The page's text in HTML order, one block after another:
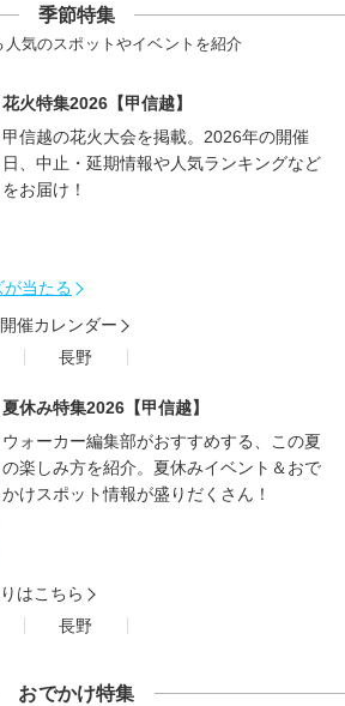
季節特集
人気のスポットやイベントを紹介
花火特集2026【甲信越】
甲信越の花火大会を掲載。2026年の開催
日、中止・延期情報や人気ランキングなど
をお届け！
当たる
催カレンダー
長野
夏休み特集2026【甲信越】
ウォーカー編集部がおすすめする、この夏
の楽しみ方を紹介。夏休みイベント＆おで
かけスポット情報が盛りだくさん！
はこちら
長野
おでかけ特集